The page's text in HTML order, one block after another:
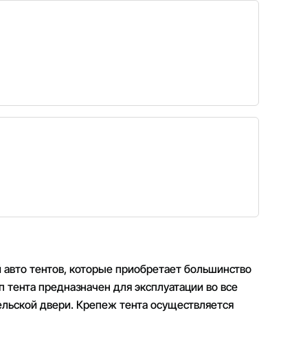
тентов, которые приобретает большинство
предназначен для эксплуатации во все
двери. Крепеж тента осуществляется